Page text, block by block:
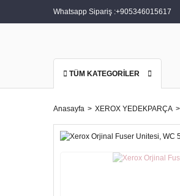
Whatsapp Sipariş :+905346015617
TÜM KATEGORİLER
Anasayfa XEROX YEDEKPARÇA